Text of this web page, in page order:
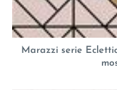
Marazzi serie